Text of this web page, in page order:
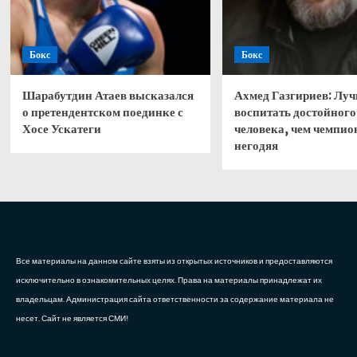
Бокс
Шарабутдин Атаев высказался
о претендентском поединке с
Хосе Ускатеги
Бокс
Ахмед Газгириев:
воспитать достойного
человека, чем
негодяя
Все материалы на данном сайте взяты из открытых источников и предоставляются
исключительно в ознакомительных целях. Права на материалы принадлежат их
владельцам. Администрация сайта ответственности за содержание материала не
несет. Сайт не является СМИ!